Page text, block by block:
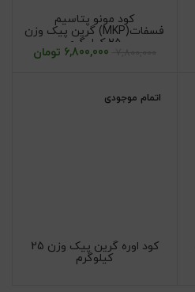
کود مونو پتاسیم
فسفات(MKP) گرین پیک وزن
25 کیلوگرم
6,800,000 تومان
اتمام موجودی
کود اوره گرین پیک وزن 25
کیلوگرم